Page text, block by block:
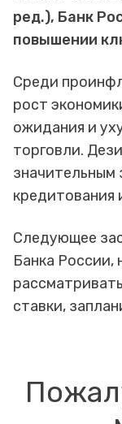
ред.), Банк
повышении
Среди
рост
ожидания и
торговли.
значительным
кредитования
Следующее
Банка России,
ставки,